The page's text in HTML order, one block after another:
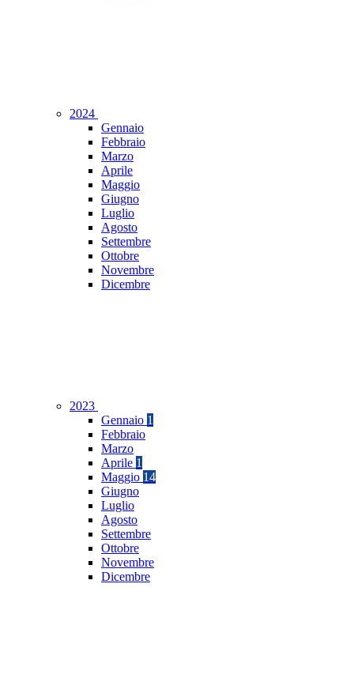
2024
Gennaio
Febbraio
Marzo
Aprile
Maggio
Giugno
Luglio
Agosto
Settembre
Ottobre
Novembre
Dicembre
2023
Gennaio 1
Febbraio
Marzo
Aprile 1
Maggio 14
Giugno
Luglio
Agosto
Settembre
Ottobre
Novembre
Dicembre